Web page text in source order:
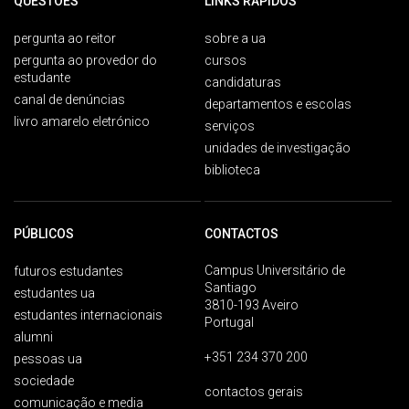
pergunta ao reitor
pergunta ao provedor do
estudante
canal de denúncias
livro amarelo eletrónico
sobre a ua
cursos
candidaturas
departamentos e escolas
serviços
unidades de investigação
biblioteca
PÚBLICOS
futuros estudantes
estudantes ua
estudantes internacionais
alumni
pessoas ua
sociedade
comunicação e media
CONTACTOS
Campus Universitário de
Santiago
3810-193 Aveiro
Portugal
+351 234 370 200
contactos gerais